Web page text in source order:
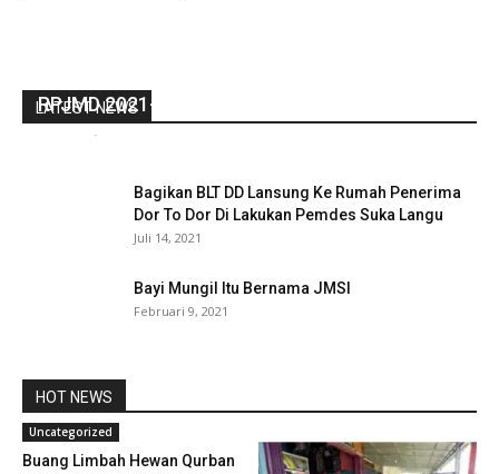
LATEST NEWS
RPJMD 2021-2026
-
Bagikan BLT DD Lansung Ke Rumah Penerima
Dor To Dor Di Lakukan Pemdes Suka Langu
Juli 14, 2021
Bayi Mungil Itu Bernama JMSI
Februari 9, 2021
HOT NEWS
Uncategorized
Buang Limbah Hewan Qurban